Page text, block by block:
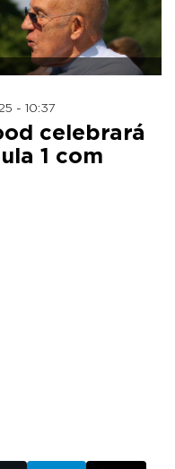
- 10:37
celebrará
1 com